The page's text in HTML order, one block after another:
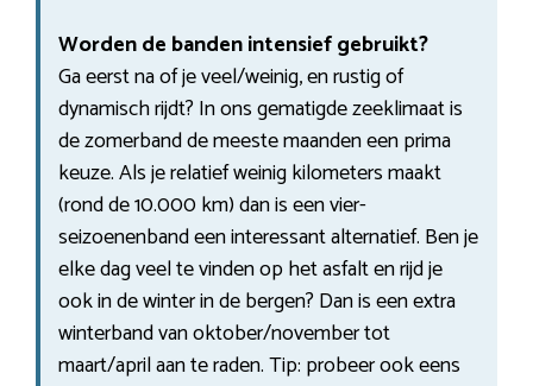
Worden de banden intensief gebruikt?
Ga eerst na of je veel/weinig, en rustig of
dynamisch rijdt? In ons gematigde zeeklimaat is
de zomerband de meeste maanden een prima
keuze. Als je relatief weinig kilometers maakt
(rond de 10.000 km) dan is een vier-
seizoenenband een interessant alternatief. Ben je
elke dag veel te vinden op het asfalt en rijd je
ook in de winter in de bergen? Dan is een extra
winterband van oktober/november tot
maart/april aan te raden. Tip: probeer ook eens